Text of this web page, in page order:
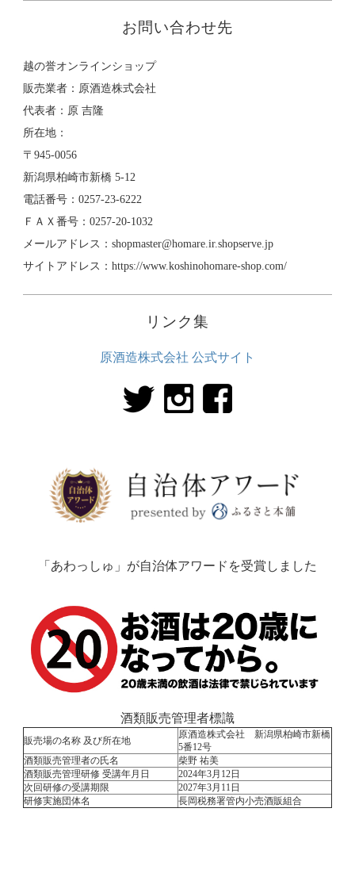
お問い合わせ先
越の誉オンラインショップ
販売業者：原酒造株式会社
代表者：原 吉隆
所在地：
〒945-0056
新潟県柏崎市新橋 5-12
電話番号：0257-23-6222
ＦＡＸ番号：0257-20-1032
メールアドレス：shopmaster@homare.ir.shopserve.jp
サイトアドレス：https://www.koshinohomare-shop.com/
リンク集
原酒造株式会社 公式サイト
「あわっしゅ」が自治体アワードを受賞しました
酒類販売管理者標識
販売場の名称 及び所在地
原酒造株式会社 新潟県柏崎市新橋
5番12号
酒類販売管理者の氏名
柴野 祐美
酒類販売管理研修 受講年月日
2024年3月12日
次回研修の受講期限
2027年3月11日
研修実施団体名
長岡税務署管内小売酒販組合